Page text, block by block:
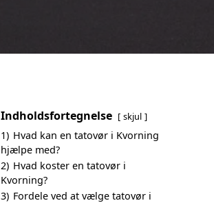
Indholdsfortegnelse skjul
1) Hvad kan en tatovør i Kvorning
hjælpe med?
2) Hvad koster en tatovør i
Kvorning?
3) Fordele ved at vælge tatovør i